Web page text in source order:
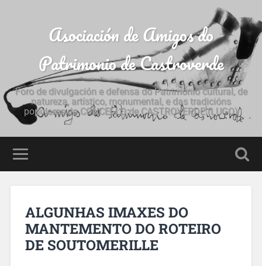
Asociación de Amigos do
Patrimonio de Castroverde
Foro de divulgación e defensa do Patrimonio cultural, de
natureza, artístico, monumental, e das tradicións
populares do CONCELLO de CASTROVERDE (LUGO)
ALGUNHAS IMAXES DO
MANTEMENTO DO ROTEIRO
DE SOUTOMERILLE